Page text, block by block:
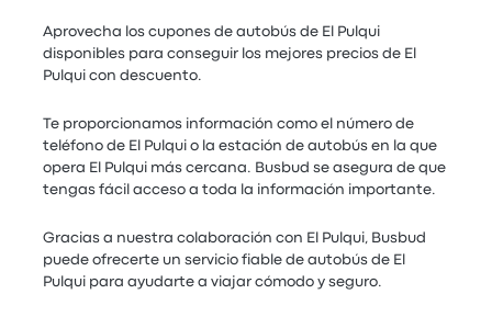
Aprovecha los cupones de autobús de El Pulqui
disponibles para conseguir los mejores precios de El
Pulqui con descuento.
Te proporcionamos información como el número de
teléfono de El Pulqui o la estación de autobús en la que
opera El Pulqui más cercana. Busbud se asegura de que
tengas fácil acceso a toda la información importante.
Gracias a nuestra colaboración con El Pulqui, Busbud
puede ofrecerte un servicio fiable de autobús de El
Pulqui para ayudarte a viajar cómodo y seguro.